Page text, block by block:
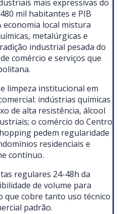
mais expressivas do
mil habitantes e PIB
economia local mistura
metalúrgicas e
industrial pesada do
comércio e serviços que
limpeza institucional em
indústrias químicas
de alta resistência, álcool
o comércio do Centro
pedem regularidade
residenciais e
contínuo.
regulares 24-48h da
de volume para
que cobre tanto uso técnico
padrão.